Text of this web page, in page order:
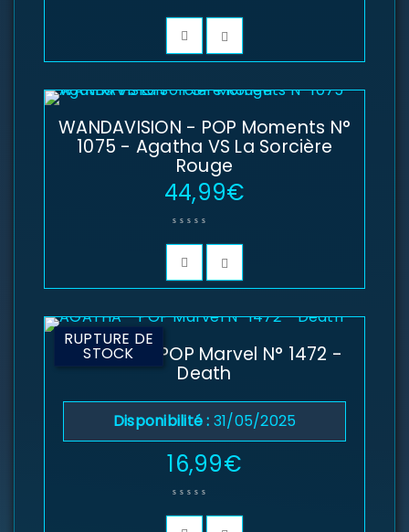
WANDAVISION - POP Moments N°
1075 - Agatha VS La Sorcière
Rouge
44,99€
RUPTURE DE
STOCK
AGATHA - POP Marvel N° 1472 -
Death
Disponibilité : 31/05/2025
16,99€